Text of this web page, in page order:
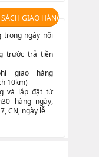
GIAO HÀNG
trong ngày nội
trước trả tiền
giao hàng
10km)
và lắp đặt từ
hàng ngày,
CN, ngày lễ